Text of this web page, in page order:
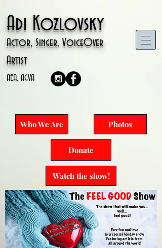
Adi Kozlovsky
Actor, Singer, VoiceOver
Artist
AEA, AGVA
Who We Are Photos
Donate
Watch the show!